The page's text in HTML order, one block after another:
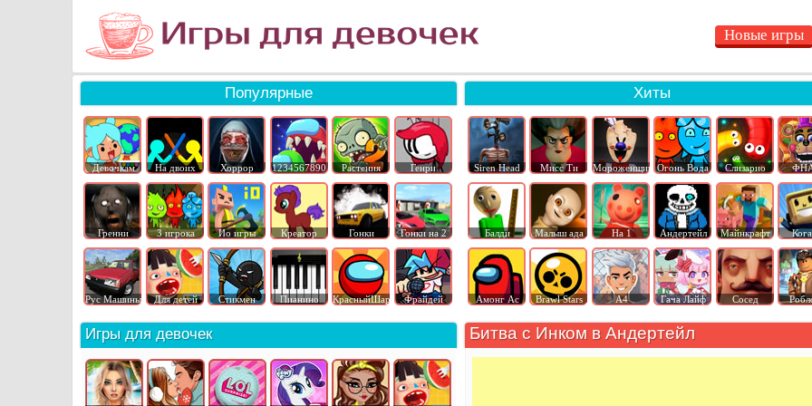
Новые игры
Популярные
Девочкам На двоих Хоррор 1234567890 Растения Генри
Гренни 3 игрока Ио игры Креатор Гонки Гонки на 2
Рус Машины Для детей Стикмен Пианино КрасныйШар Фрайдей
Хиты
Siren Head Мисс Ти Мороженщик Огонь Вода Слизарио
Балди Малыш ада На 1 Андертейл Майнкрафт
Амонг Ас Brawl Stars А4 Гача Лайф Сосед
Битва с Инком в Андертейл
Игры для девочек